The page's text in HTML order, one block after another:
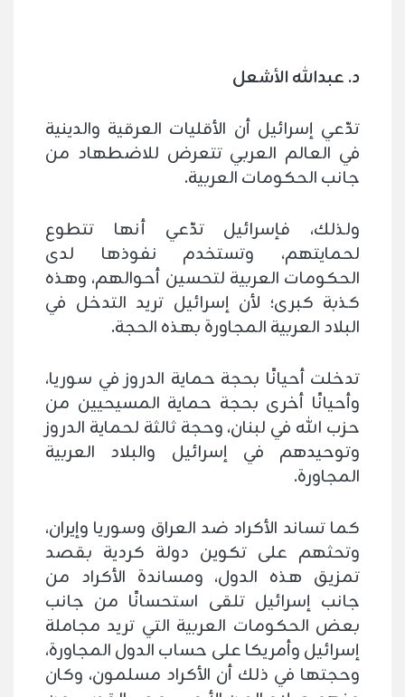
د. عبدالله الأشعل
تدّعي إسرائيل أن الأقليات العرقية والدينية
في العالم العربي تتعرض للاضطهاد من
جانب الحكومات العربية.
ولذلك، فإسرائيل تدّعي أنها تتطوع
لحمايتهم، وتستخدم نفوذها لدى
الحكومات العربية لتحسين أحوالهم، وهذه
كذبة كبرى؛ لأن إسرائيل تريد التدخل في
البلاد العربية المجاورة بهذه الحجة.
تدخلت أحيانًا بحجة حماية الدروز في سوريا،
وأحيانًا أخرى بحجة حماية المسيحيين من
حزب الله في لبنان، وحجة ثالثة لحماية الدروز
وتوحيدهم في إسرائيل والبلاد العربية
المجاورة.
كما تساند الأكراد ضد العراق وسوريا وإيران،
وتحثهم على تكوين دولة كردية بقصد
تمزيق هذه الدول، ومساندة الأكراد من
جانب إسرائيل تلقى استحسانًا من جانب
بعض الحكومات العربية التي تريد مجاملة
إسرائيل وأمريكا على حساب الدول المجاورة،
وحجتها في ذلك أن الأكراد مسلمون، وكان